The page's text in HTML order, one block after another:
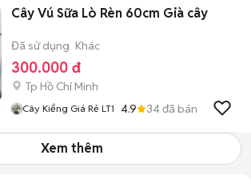
Cây Vú Sữa Lò Rèn 60cm Già cây
Đã sử dụng Khác
300.000 đ
Tp Hồ Chí Minh
Cây Kiểng Giá Rẻ LT1 4.9 34đã bán
Xem thêm